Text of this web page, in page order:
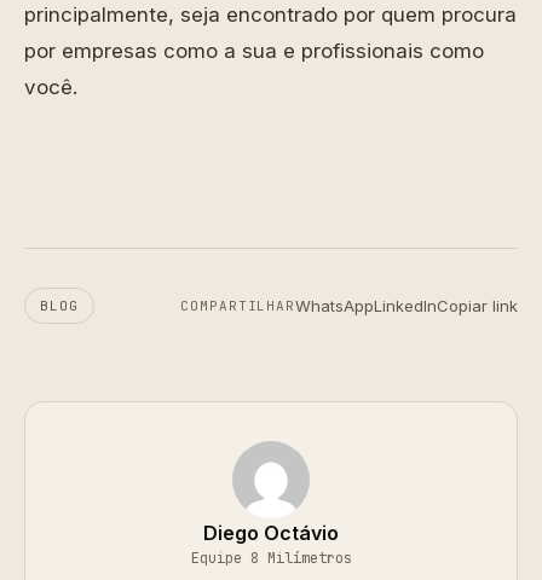
principalmente, seja encontrado por quem procura
por empresas como a sua e profissionais como
você.
BLOG COMPARTILHARWhatsAppLinkedInCopiar link
Diego Octávio
Equipe 8 Milímetros